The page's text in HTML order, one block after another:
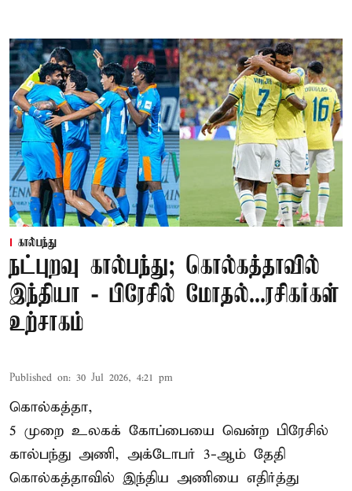
கால்பந்து
நட்புறவு கால்பந்து; கொல்கத்தாவில்
இந்தியா - பிரேசில் மோதல்...ரசிகர்கள்
உற்சாகம்
Published on: 30 Jul 2026, 4:21 pm
கொல்கத்தா,
5 முறை உலகக் கோப்பையை வென்ற பிரேசில்
கால்பந்து அணி, அக்டோபர் 3-ஆம் தேதி
கொல்கத்தாவில் இந்திய அணியை எதிர்த்து